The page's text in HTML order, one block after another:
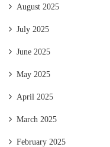
August 2025
July 2025
June 2025
May 2025
April 2025
March 2025
February 2025